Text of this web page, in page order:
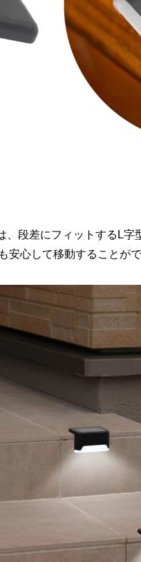
、段差にフィットするL
心して移動することがで